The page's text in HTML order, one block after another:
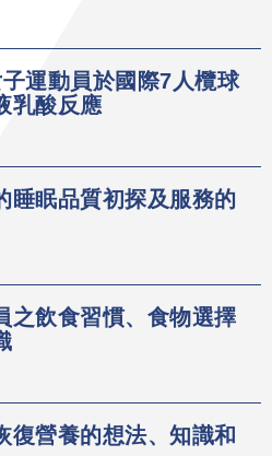
運動員於國際7人欖球
乳酸反應
睡眠品質初探及服務的
之飲食習慣、食物選擇
復營養的想法、知識和